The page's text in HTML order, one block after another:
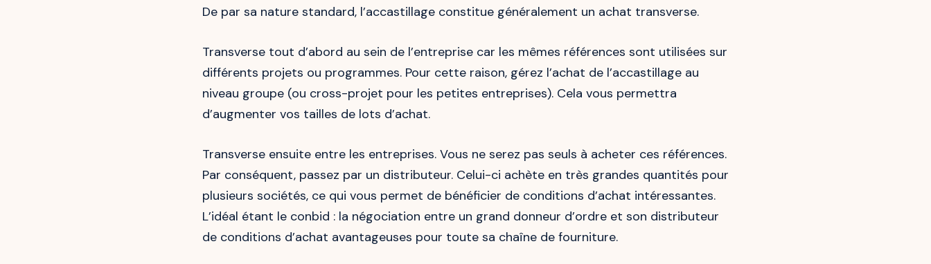
De par sa nature standard, l’accastillage constitue généralement un achat transverse.
Transverse tout d’abord au sein de l’entreprise car les mêmes références sont utilisées sur
différents projets ou programmes. Pour cette raison, gérez l’achat de l’accastillage au
niveau groupe (ou cross-projet pour les petites entreprises). Cela vous permettra
d’augmenter vos tailles de lots d’achat.
Transverse ensuite entre les entreprises. Vous ne serez pas seuls à acheter ces références.
Par conséquent, passez par un distributeur. Celui-ci achète en très grandes quantités pour
plusieurs sociétés, ce qui vous permet de bénéficier de conditions d’achat intéressantes.
L’idéal étant le conbid : la négociation entre un grand donneur d’ordre et son distributeur
de conditions d’achat avantageuses pour toute sa chaîne de fourniture.